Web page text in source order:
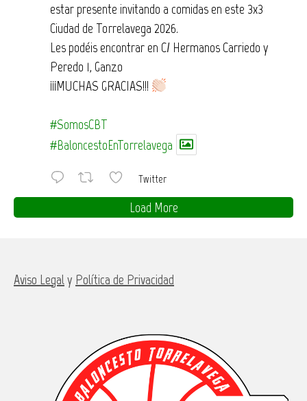
estar presente invitando a comidas en este 3x3
Ciudad de Torrelavega 2026.
Les podéis encontrar en C/ Hermanos Carriedo y
Peredo 1, Ganzo
¡¡¡MUCHAS GRACIAS!!!
#SomosCBT
#BaloncestoEnTorrelavega
Twitter
Load More
Aviso Legaly Política de Privacidad